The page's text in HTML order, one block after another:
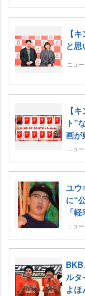
【
と思
ニュ
【
ト”
画が
ニュ
ユウ
に“
「
ニュ
BKB
ルタ
よほ